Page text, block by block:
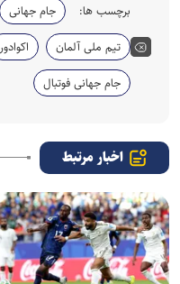
برچسب ها: جام جهانی
تیم ملی آلمان
اکوادور
جام جهانی فوتبال
اخبار مرتبط